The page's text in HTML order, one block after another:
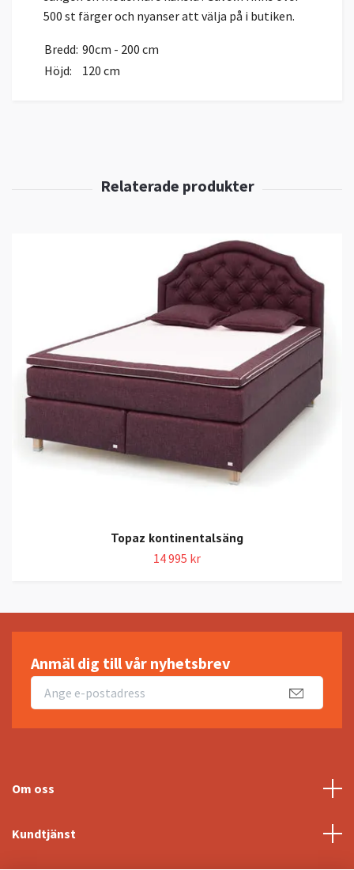
500 st färger och nyanser att välja på i butiken.
Bredd: 90cm - 200 cm
Höjd:
120 cm
Topaz kontinentalsäng
14 995 kr
Anmäl dig till vår nyhetsbrev
Om oss
Kundtjänst